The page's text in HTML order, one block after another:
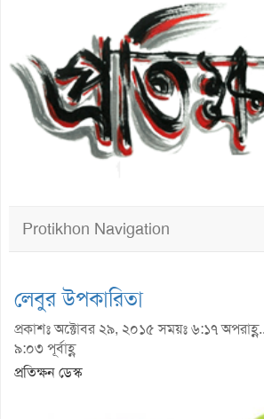
Protikhon Navigation
লেবুর উপকারিতা
প্রকাশঃ অক্টোবর ২৯, ২০১৫ সময়ঃ ৬:১৭
৯:০৩ পূর্বাহ্ণ
প্রতিক্ষন ডেস্ক